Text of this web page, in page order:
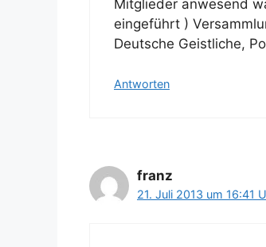
Mitglieder anwesend
eingeführt )
Deutsche Geistliche,
Antworten
franz
21. Juli 2013 um 16:41